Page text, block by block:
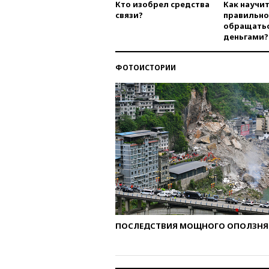
Кто изобрел средства
связи?
Как
правильно
деньгами?
ФОТОИСТОРИИ
ПОСЛЕДСТВИЯ МОЩНОГО ОПОЛЗНЯ